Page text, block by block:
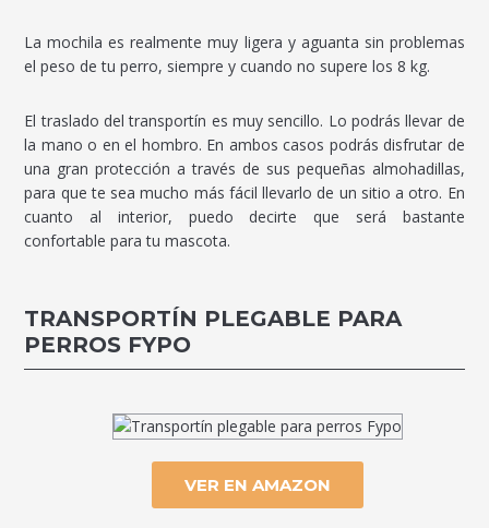
La mochila es realmente muy ligera y aguanta sin problemas
el peso de tu perro, siempre y cuando no supere los 8 kg.
El traslado del transportín es muy sencillo. Lo podrás llevar de
la mano o en el hombro. En ambos casos podrás disfrutar de
una gran protección a través de sus pequeñas almohadillas,
para que te sea mucho más fácil llevarlo de un sitio a otro. En
cuanto al interior, puedo decirte que será bastante
confortable para tu mascota.
TRANSPORTÍN PLEGABLE PARA
PERROS FYPO
VER EN AMAZON